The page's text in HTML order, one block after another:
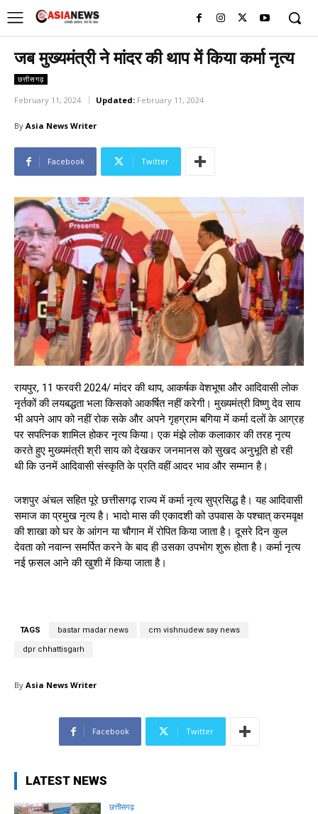
जब मुख्यमंत्री ने मांदर की थाप में किया कर्मा नृत्य
छत्तीसगढ़
February 11, 2024 Updated: February 11, 2024
By Asia News Writer
Facebook Twitter
रायपुर, 11 फरवरी 2024/ मांदर की थाप, आकर्षक वेशभूषा और आदिवासी लोक
नृर्तकों की लयबद्धता भला किसको आकर्षित नहीं करेगी। मुख्यमंत्री विष्णु देव साय
भी अपने आप को नहीं रोक सके और अपने गृहग्राम बगिया में कर्मा दलों के आग्रह
पर सपत्निक शामिल होकर नृत्य किया। एक मंझे लोक कलाकार की तरह नृत्य
करते हुए मुख्यमंत्री श्री साय को देखकर जनमानस को सुखद अनुभूति हो रही
थी कि उनमें आदिवासी संस्कृति के प्रति वहीं आदर भाव और सम्मान है।
जशपुर अंचल सहित पूरे छत्तीसगढ़ राज्य में कर्मा नृत्य सुप्रसिद्ध है। यह आदिवासी
समाज का प्रमुख नृत्य है। भादो मास की एकादशी को उपवास के पश्चात् करमवृक्ष
की शाखा को घर के आंगन या चौगान में रोपित किया जाता है। दूसरे दिन कुल
देवता को नवान्न समर्पित करने के बाद ही उसका उपभोग शुरू होता है। कर्मा नृत्य
नई फ़सल आने की खुशी में किया जाता है।
TAGS bastar madar news cm vishnudew say news
dpr chhattisgarh
By Asia News Writer
Facebook Twitter
LATEST NEWS
छत्तीसगढ़